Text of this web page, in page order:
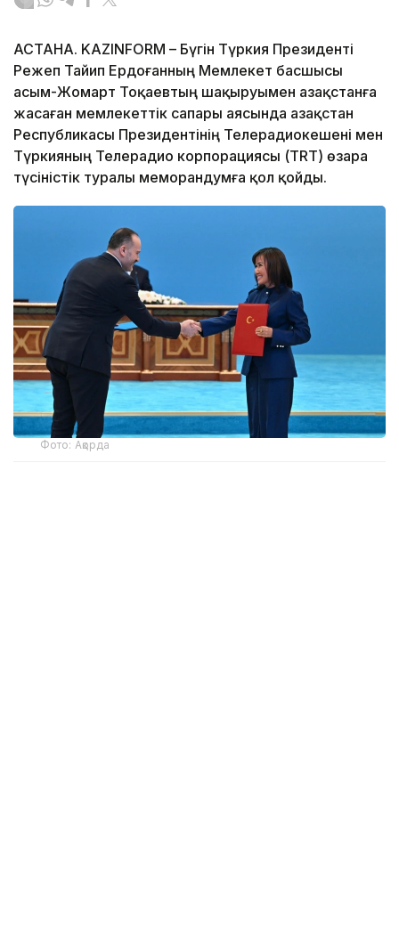
АСТАНА. KAZINFORM – Бүгін Түркия Президенті
Режеп Тайип Ердоғанның Мемлекет басшысы
Қасым-Жомарт Тоқаевтың шақыруымен Қазақстанға
жасаған мемлекеттік сапары аясында Қазақстан
Республикасы Президентінің Телерадиокешені мен
Түркияның Телерадио корпорациясы (TRT) өзара
түсіністік туралы меморандумға қол қойды.
Фото: Ақорда